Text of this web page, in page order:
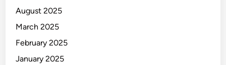
August 2025
March 2025
February 2025
January 2025